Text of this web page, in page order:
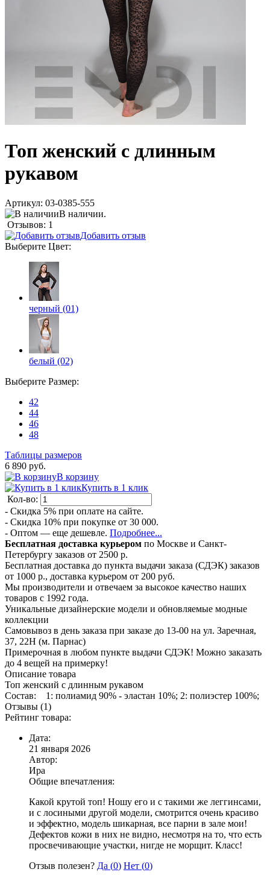
Топ женский с длинным
рукавом
Артикул: 03-0385-555
В наличии.
Отзывов: 1
Добавить отзыв
Выберите Цвет:
черный (01)
белый (02)
Выберите Размер:
42
44
46
48
Таблицы размеров
6 890 руб.
В корзину
Купить в 1 клик
Кол-во:
- Скидка 5% при оплате на сайте.
- Скидка 10% при покупке от 30 000.
- Оптом — еще дешевле. Подробнее...
Бесплатная доставка курьером по Москве и Санкт-
Петербургу заказов от 2500 р.
Бесплатная доставка до пункта выдачи заказа (СДЭК) заказов
от 1000 р., доставка курьером от 200 руб.
Мы производители и отвечаем за высокое качество наших
товаров с 1992 года.
Уникальные дизайнерские модели и обновляемые модные
коллекции
Самовывоз в день заказа при заказе до 13-00 на ул. Заречная,
37, 22Н (м. Парнас)
Примерочная в любом пункте выдачи СДЭК! Можно заказать
до 4 вещей на примерку!
Описание товара
Топ женский с длинным рукавом
Состав: 1: полиамид 90% - эластан 10%; 2: полиэстер 100%;
Отзывы (1)
Рейтинг товара:
Дата:
21 января 2026
Автор:
Ира
Общие впечатления:
Какой крутой топ! Ношу его и с такими же леггинсами,
и с лосиными другой модели, смотрится очень красиво
и эффектно, модель шикарная, все парни в зале мои!
Дефектов кожи в них не видно, несмотря на то, что есть
просвечивающие участки, нигде не морщит. Класс!
Отзыв полезен? Да (0) Нет (0)